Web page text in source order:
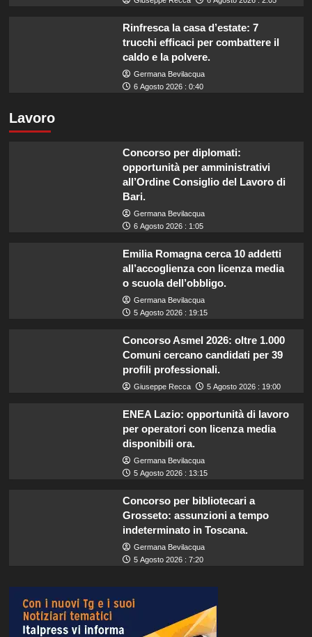
Rinfresca la casa d’estate: 7
trucchi efficaci per combattere il
caldo e la polvere.
Germana Bevilacqua
6 Agosto 2026 : 0:40
Lavoro
Concorso per diplomati:
opportunità per amministrativi
all’Ordine Consiglio del Lavoro di
Bari.
Germana Bevilacqua
6 Agosto 2026 : 1:05
Emilia Romagna cerca 10 addetti
all’accoglienza con licenza media
o scuola dell’obbligo.
Germana Bevilacqua
5 Agosto 2026 : 19:15
Concorso Asmel 2026: oltre 1.000
Comuni cercano candidati per 39
profili professionali.
Giuseppe Recca 5 Agosto 2026 : 19:00
ENEA Lazio: opportunità di lavoro
per operatori con licenza media
disponibili ora.
Germana Bevilacqua
5 Agosto 2026 : 13:15
Concorso per bibliotecari a
Grosseto: assunzioni a tempo
indeterminato in Toscana.
Germana Bevilacqua
5 Agosto 2026 : 7:20